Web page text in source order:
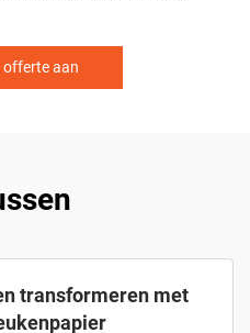
offerte aan
transformeren met